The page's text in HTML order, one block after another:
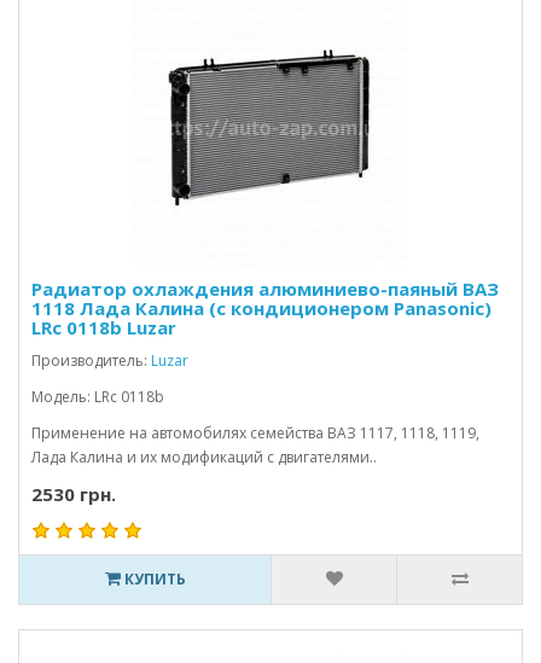
Радиатор охлаждения алюминиево-паяный ВАЗ
1118 Лада Калина (с кондиционером Panasonic)
LRc 0118b Luzar
Производитель: Luzar
Модель: LRc 0118b
Применение на автомобилях семейства ВАЗ 1117, 1118, 1119,
Лада Калина и их модификаций с двигателями..
2530 грн.
КУПИТЬ